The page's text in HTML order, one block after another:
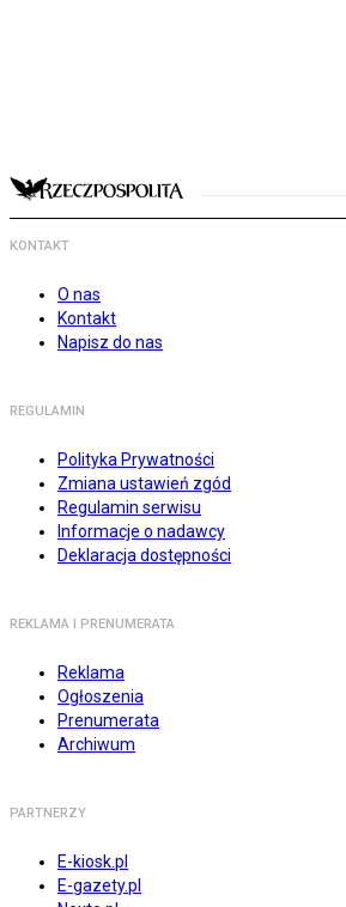
KONTAKT
O nas
Kontakt
Napisz do nas
REGULAMIN
Polityka Prywatności
Zmiana ustawień zgód
Regulamin serwisu
Informacje o nadawcy
Deklaracja dostępności
REKLAMA I PRENUMERATA
Reklama
Ogłoszenia
Prenumerata
Archiwum
PARTNERZY
E-kiosk.pl
E-gazety.pl